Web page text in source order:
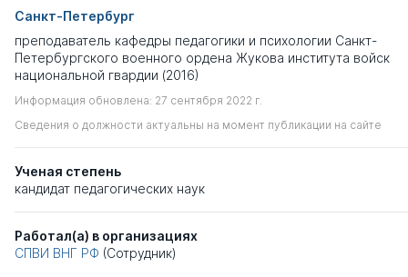
Санкт-Петербург
преподаватель кафедры педагогики и психологии Санкт-
Петербургского военного ордена Жукова института войск
национальной гвардии (2016)
Информация обновлена: 27 сентября 2022 г.
Сведения о должности актуальны на момент публикации на сайте
Ученая степень
кандидат педагогических наук
Работал(а) в организациях
СПВИ ВНГ РФ (Сотрудник)